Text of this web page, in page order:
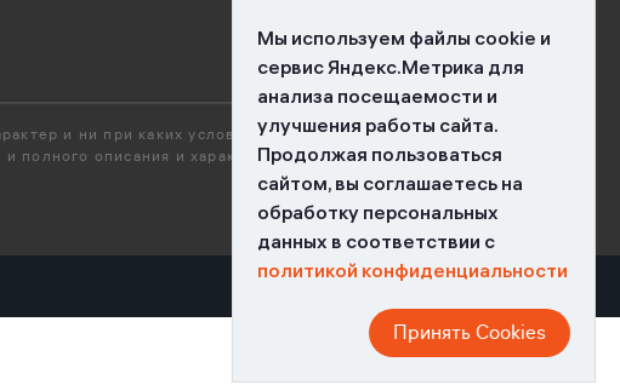
и ни при каких условиях не является
полного описания и характеристик объекта и
Мы используем файлы cookie и
сервис Яндекс.Метрика для
анализа посещаемости и
улучшения работы сайта.
Продолжая пользоваться
сайтом, вы соглашаетесь на
обработку персональных
данных в соответствии с
политикой конфиденциальности
Принять Cookies